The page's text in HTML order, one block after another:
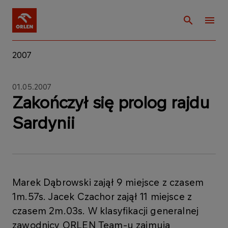
2007
01.05.2007
Zakończył się prolog rajdu
Sardynii
Marek Dąbrowski zajął 9 miejsce z czasem
1m.57s. Jacek Czachor zajął 11 miejsce z
czasem 2m.03s. W klasyfikacji generalnej
zawodnicy ORLEN Team-u zajmują